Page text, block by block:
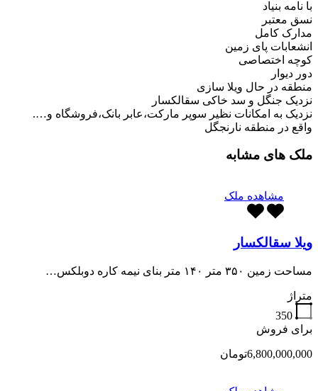
با نامه بنیاد
نسق معتبر
مدارک کامل
انشعابات پای زمین
کوچه اختصاصی
دور دیوار
منطقه در حال ویلا سازی
نزدیک جنگل و سد خاکی سقالکسار
نزدیک به امکانات نظیر سوپر مارکت،عابر بانک،فروشگاه و….
واقع در منطقه نارنجگل
ملک های مشابه
مشاهده ملک
ویلا سقالکسار
مساحت زمین ۳۵۰ متر ۱۴۰ متر بنای نیمه کاره دوبلکس…
متراژ
350
برای فروش
6,800,000,000تومان